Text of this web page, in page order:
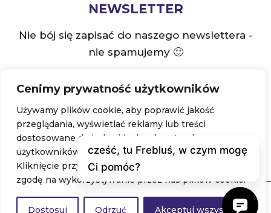
Cenimy prywatność użytkowników
Używamy plików cookie, aby poprawić jakość
przeglądania, wyświetlać reklamy lub treści
dostosowane do indywidualnych potrzeb
użytkowników oraz analizować ruch na stronie.
Kliknięcie przycisku „Akceptuj wszystkie” oznacza
zgodę na wykorzystywanie przez nas plików cookie.
Dostosuj Odrzuć Akceptuj wszystko
NEWSLETTER
Nie bój się zapisać do naszego newslettera -
nie spamujemy 🙂
Zapisz się
Podając maila akceptujesz naszą politykę prywatności
Copyright © 2026 Froebel.pl
Niektóre zdjęcia pochodzą zwww.freepik.pl